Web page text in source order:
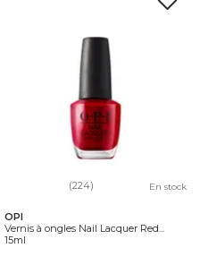
(224) En stock
OPI
Vernis à ongles Nail Lacquer Red...
15ml